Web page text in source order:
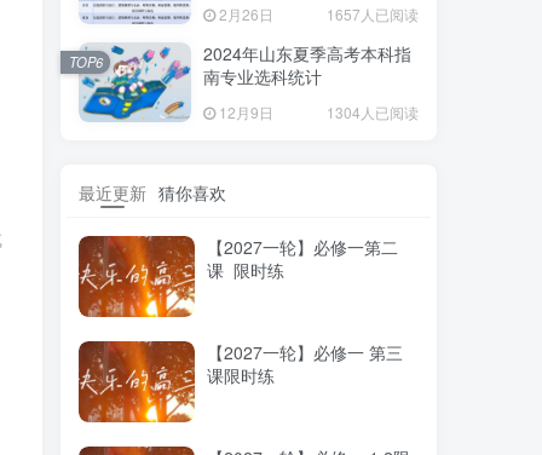
2月26日 1657人已阅读
2024年山东夏季高考本科指
南专业选科统计
12月9日 1304人已阅读
TOP6
最近更新 猜你喜欢
【2027一轮】必修一第二
课 限时练
【2027一轮】必修一 第三
课限时练